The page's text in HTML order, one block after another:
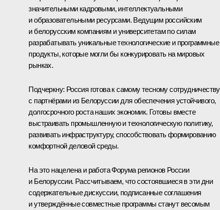
значительными кадровыми, интеллектуальными
и образовательными ресурсами. Ведущим российским
и белорусским компаниям и университетам по силам
разрабатывать уникальные технологические и программные
продукты, которые могли бы конкурировать на мировых
рынках.
Подчеркну: Россия готова к самому тесному сотрудничеству
с партнёрами из Белоруссии для обеспечения устойчивого,
долгосрочного роста наших экономик. Готовы вместе
выстраивать промышленную и технологическую политику,
развивать инфраструктуру, способствовать формированию
комфортной деловой среды.
На это нацелена и работа Форума регионов России
и Белоруссии. Рассчитываем, что состоявшиеся в эти дни
содержательные дискуссии, подписанные соглашения
и утверждённые совместные программы станут весомым